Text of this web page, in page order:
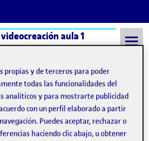
aula 1
1 Ainhoa Alonso Pinedo
Pinedo
propias y de terceros para poder
todas las funcionalidades del
analíticos y para mostrarte publicidad
con un perfil elaborado a partir
Puedes aceptar, rechazar o
haciendo clic abajo, u obtener